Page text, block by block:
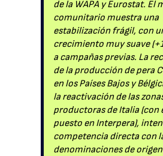
de la WAPA y Eurostat. El
comunitario muestra una
estabilización frágil, con
crecimiento muy suave
a campañas previas. La
de la producción de pera
en los Países Bajos y
la reactivación de las
productoras de Italia (con
puesto en Interpera),
competencia directa con
denominaciones de